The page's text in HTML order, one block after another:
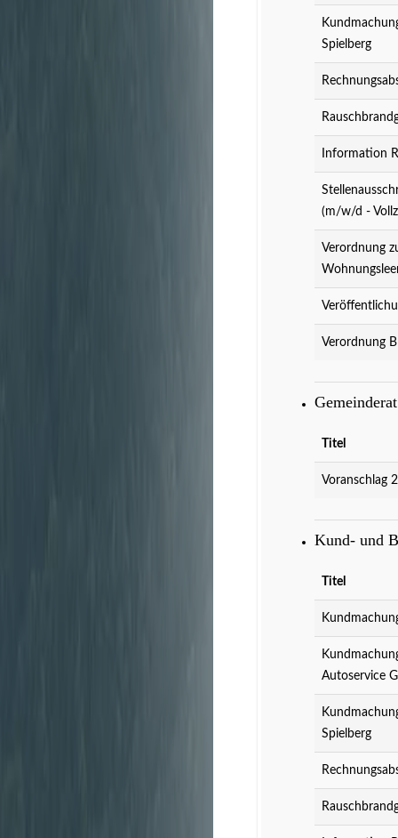
Spielberg
Information
(m/w/d -
Verordnung
Verordnung
Titel
Voranschlag
Kund- und
Titel
Autoservice
Spielberg